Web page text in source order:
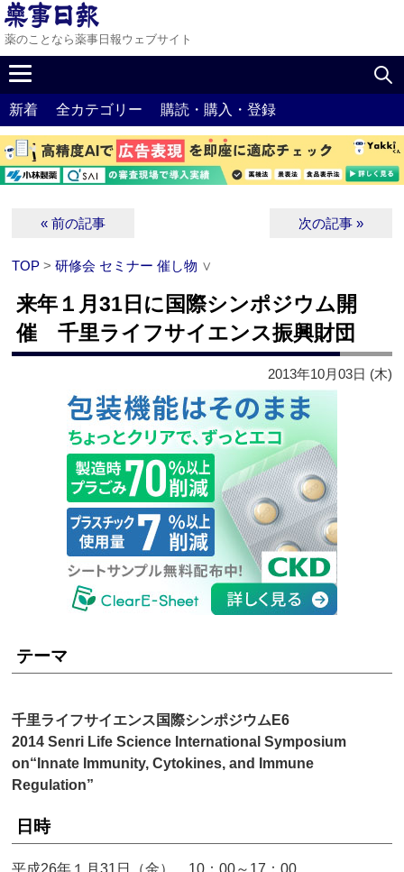
薬のことなら薬事日報ウェブサイト
新着 全カテゴリー 購読・購入・登録
« 前の記事 次の記事 »
TOP >研修会 セミナー 催し物 ∨
来年１月31日に国際シンポジウム開
催 千里ライフサイエンス振興財団
2013年10月03日 (木)
テーマ
千里ライフサイエンス国際シンポジウムE6
2014 Senri Life Science International Symposium
on“Innate Immunity, Cytokines, and Immune
Regulation”
日時